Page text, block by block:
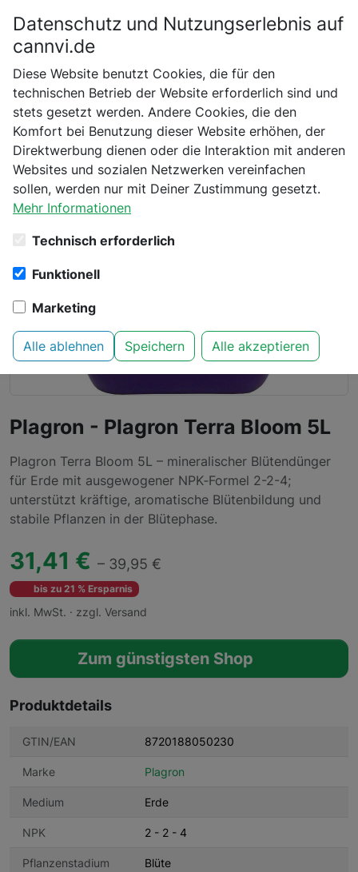
Startseite Plagron
Dünger & Substrate
Plagron Terra Bloom 5L
Plagron - Plagron Terra Bloom 5L
Plagron Terra Bloom 5L – mineralischer Blütendünger
für Erde mit ausgewogener NPK‑Formel 2-2-4;
unterstützt kräftige, aromatische Blütenbildung und
stabile Pflanzen in der Blütephase.
31,41 € – 39,95 €
bis zu 21 % Ersparnis
inkl. MwSt. · zzgl. Versand
Zum günstigsten Shop
Produktdetails
GTIN/EAN 8720188050230
Marke Plagron
Medium Erde
NPK 2 - 2 - 4
Pflanzenstadium Blüte
Bitte bestätige dein Alter
Bist du schon 18 Jahre alt?
Nein Ja
Datenschutz und Nutzungserlebnis auf
cannvi.de
Diese Website benutzt Cookies, die für den
technischen Betrieb der Website erforderlich sind und
stets gesetzt werden. Andere Cookies, die den
Komfort bei Benutzung dieser Website erhöhen, der
Direktwerbung dienen oder die Interaktion mit anderen
Websites und sozialen Netzwerken vereinfachen
sollen, werden nur mit Deiner Zustimmung gesetzt.
Mehr Informationen
Technisch erforderlich
Funktionell
Marketing
Alle ablehnen Speichern Alle akzeptieren